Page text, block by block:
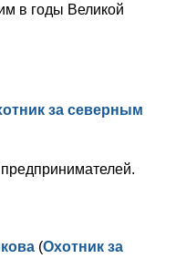
в годы Великой
за северным
(Охотник за